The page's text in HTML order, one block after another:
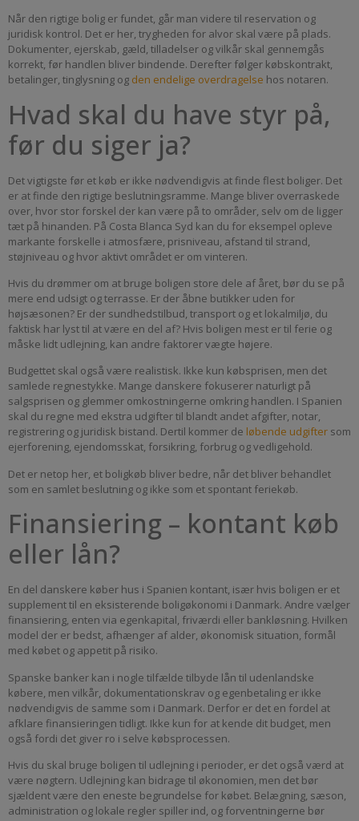
Når den rigtige bolig er fundet, går man videre til reservation og
juridisk kontrol. Det er her, trygheden for alvor skal være på plads.
Dokumenter, ejerskab, gæld, tilladelser og vilkår skal gennemgås
korrekt, før handlen bliver bindende. Derefter følger købskontrakt,
betalinger, tinglysning og den endelige overdragelse hos notaren.
Hvad skal du have styr på,
før du siger ja?
Det vigtigste før et køb er ikke nødvendigvis at finde flest boliger. Det
er at finde den rigtige beslutningsramme. Mange bliver overraskede
over, hvor stor forskel der kan være på to områder, selv om de ligger
tæt på hinanden. På Costa Blanca Syd kan du for eksempel opleve
markante forskelle i atmosfære, prisniveau, afstand til strand,
støjniveau og hvor aktivt området er om vinteren.
Hvis du drømmer om at bruge boligen store dele af året, bør du se på
mere end udsigt og terrasse. Er der åbne butikker uden for
højsæsonen? Er der sundhedstilbud, transport og et lokalmiljø, du
faktisk har lyst til at være en del af? Hvis boligen mest er til ferie og
måske lidt udlejning, kan andre faktorer vægte højere.
Budgettet skal også være realistisk. Ikke kun købsprisen, men det
samlede regnestykke. Mange danskere fokuserer naturligt på
salgsprisen og glemmer omkostningerne omkring handlen. I Spanien
skal du regne med ekstra udgifter til blandt andet afgifter, notar,
registrering og juridisk bistand. Dertil kommer de løbende udgifter som
ejerforening, ejendomsskat, forsikring, forbrug og vedligehold.
Det er netop her, et boligkøb bliver bedre, når det bliver behandlet
som en samlet beslutning og ikke som et spontant feriekøb.
Finansiering – kontant køb
eller lån?
En del danskere køber hus i Spanien kontant, især hvis boligen er et
supplement til en eksisterende boligøkonomi i Danmark. Andre vælger
finansiering, enten via egenkapital, friværdi eller bankløsning. Hvilken
model der er bedst, afhænger af alder, økonomisk situation, formål
med købet og appetit på risiko.
Spanske banker kan i nogle tilfælde tilbyde lån til udenlandske
købere, men vilkår, dokumentationskrav og egenbetaling er ikke
nødvendigvis de samme som i Danmark. Derfor er det en fordel at
afklare finansieringen tidligt. Ikke kun for at kende dit budget, men
også fordi det giver ro i selve købsprocessen.
Hvis du skal bruge boligen til udlejning i perioder, er det også værd at
være nøgtern. Udlejning kan bidrage til økonomien, men det bør
sjældent være den eneste begrundelse for købet. Belægning, sæson,
administration og lokale regler spiller ind, og forventningerne bør